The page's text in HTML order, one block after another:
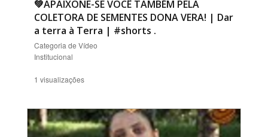
💚APAIXONE-SE VOCÊ TAMBÉM PELA
COLETORA DE SEMENTES DONA VERA! | Dar
a terra à Terra | #shorts .
Categoria de Vídeo
Institucional
1 visualizações